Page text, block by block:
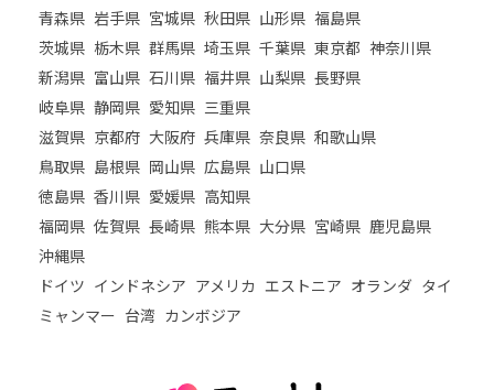
青森県 岩手県 宮城県 秋田県 山形県 福島県
茨城県 栃木県 群馬県 埼玉県 千葉県 東京都 神奈川県
新潟県 富山県 石川県 福井県 山梨県 長野県
岐阜県 静岡県 愛知県 三重県
滋賀県 京都府 大阪府 兵庫県 奈良県 和歌山県
鳥取県 島根県 岡山県 広島県 山口県
徳島県 香川県 愛媛県 高知県
福岡県 佐賀県 長崎県 熊本県 大分県 宮崎県 鹿児島県
沖縄県
ドイツ インドネシア アメリカ エストニア オランダ タイ
ミャンマー 台湾 カンボジア